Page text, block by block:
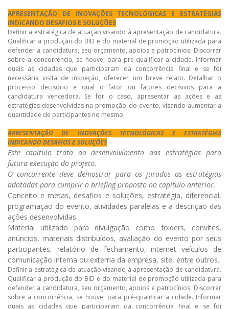
APRESENTAÇÃO DE INOVAÇÕES TECNOLÓGICAS E ESTRATÉGIAS
INDICANDO DESAFIOS E SOLUÇÕES
Definir a estratégica de atuação visando à apresentação de candidatura.
Qualificar a produção do BID e do material de promoção utilizada para
defender a candidatura, seu orçamento, apoios e patrocínios. Discorrer
sobre a concorrência, se houve, para pré-qualificar a cidade. Informar
quais as cidades que participaram da concorrência final e se foi
necessária visita de inspeção, oferecer um breve relato. Detalhar o
processo decisório e qual o fator ou fatores decisivos para a
candidatura vencedora. Se for o caso, apresentar as ações e as
estratégias desenvolvidas na promoção do evento, visando aumentar a
quantidade de participantes no mesmo.
APRESENTAÇÃO DE INOVAÇÕES TECNOLÓGICAS E ESTRATÉGIAS
INDICANDO DESAFIOS E SOLUÇÕES
Este capítulo trata do desenvolvimento das estratégias para
futura execução do projeto.
O concorrente deve demostrar para os jurados as estratégias
adotadas para cumprir o briefing proposto no capítulo anterior.
Conceito e metas, desafios e soluções, estratégia, diferencial,
programação do evento, atividades paralelas e a descrição das
ações desenvolvidas.
Material utilizado para divulgação como folders, convites,
anúncios, materiais distribuídos, avaliação do evento por seus
participantes, relatório de fechamento, internet veículos de
comunicação interna ou externa da empresa, site, entre outros.
Definir a estratégica de atuação visando à apresentação de candidatura.
Qualificar a produção do BID e do material de promoção utilizada para
defender a candidatura, seu orçamento, apoios e patrocínios. Discorrer
sobre a concorrência, se houve, para pré-qualificar a cidade. Informar
quais as cidades que participaram da concorrência final e se foi